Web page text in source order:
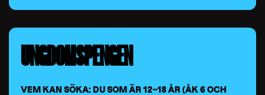
UNGDOMSPENGEN
VEM KAN SÖKA: DU SOM ÄR 12–18 ÅR (ÅK 6 OCH